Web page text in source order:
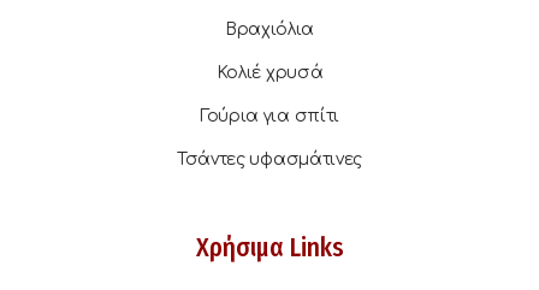
Βραχιόλια
Κολιέ χρυσά
Γούρια για σπίτι
Τσάντες υφασμάτινες
Χρήσιμα Links